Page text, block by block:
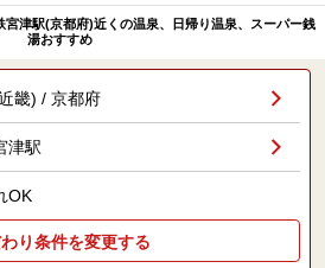
宮津駅(京都府)近くの温泉、日帰り温泉、スーパー銭
湯おすすめ
畿) / 京都府
津駅
OK
り条件を変更する